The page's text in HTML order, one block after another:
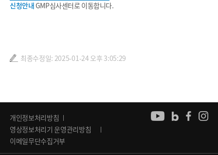
신청안내GMP심사센터로 이동합니다.
최종수정일: 2025-01-24 오후 3:05:29
개인정보처리방침
영상정보처리기 운영관리방침
이메일무단수집거부